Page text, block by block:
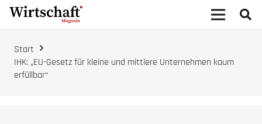
Start
IHK: „EU-Gesetz für kleine und mittlere Unternehmen kaum
erfüllbar“